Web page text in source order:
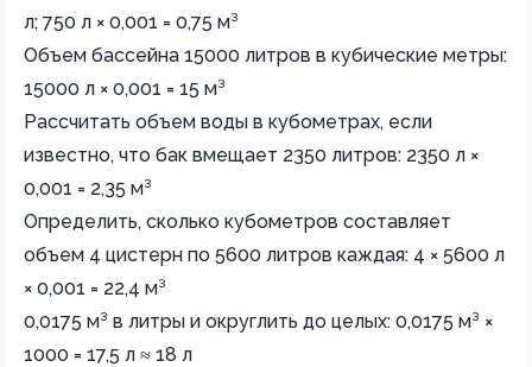
л; 750 л × 0,001 = 0,75 м³
Объем бассейна 15000 литров в кубические метры:
15000 л × 0,001 = 15 м³
Рассчитать объем воды в кубометрах, если
известно, что бак вмещает 2350 литров: 2350 л ×
0,001 = 2,35 м³
Определить, сколько кубометров составляет
объем 4 цистерн по 5600 литров каждая: 4 × 5600 л
× 0,001 = 22,4 м³
0,0175 м³ в литры и округлить до целых: 0,0175 м³ ×
1000 = 17,5 л ≈ 18 л